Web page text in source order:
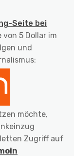
Seite bei
5 Dollar im
und
möchte,
Zugriff auf